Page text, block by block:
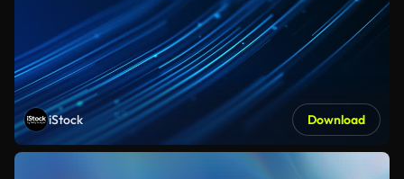
iStock Download